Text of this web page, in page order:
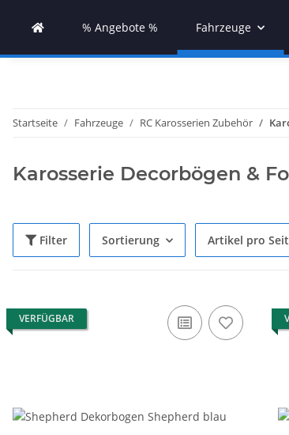
% Angebote % Fahrzeuge
Startseite Fahrzeuge RC Karosserien Zubehör
Karosserie Decorbögen &
Filter Sortierung Artikel pro
VERFÜGBAR